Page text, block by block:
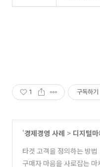
1 구독하기
'경제경영 사례 > 디지털마
타겟 고객을 정의하는 방법
구매자 마음을 사로잡는 마